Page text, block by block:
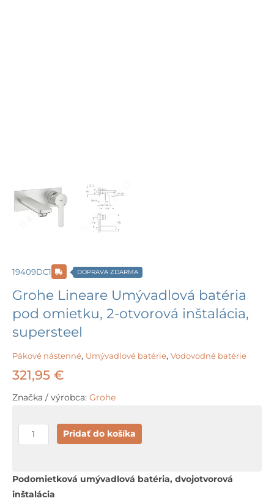
19409DC1 DOPRAVA ZDARMA
Grohe Lineare Umývadlová batéria
pod omietku, 2-otvorová inštalácia,
supersteel
Pákové nástenné, Umývadlové batérie, Vodovodné batérie
321,95 €
Značka / výrobca: Grohe
množstvo
Grohe
Umývadlová
batéria
Pridať do košíka
Podomietková umývadlová batéria, dvojotvorová
inštalácia